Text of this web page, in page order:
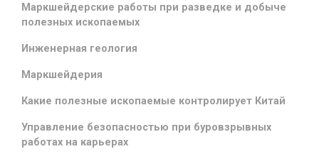
Маркшейдерские работы при разведке и добыче
полезных ископаемых
Инженерная геология
Маркшейдерия
Какие полезные ископаемые контролирует Китай
Управление безопасностью при буровзрывных
работах на карьерах